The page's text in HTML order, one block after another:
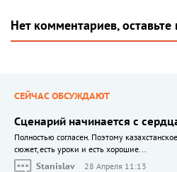
Нет комментариев,
СЕЙЧАС ОБСУЖДАЮТ
Сценарий начинается с
Полностью согласен. Поэтому
сюжет, есть уроки и есть хорошие...
Stanislav
28 Апреля 11:13